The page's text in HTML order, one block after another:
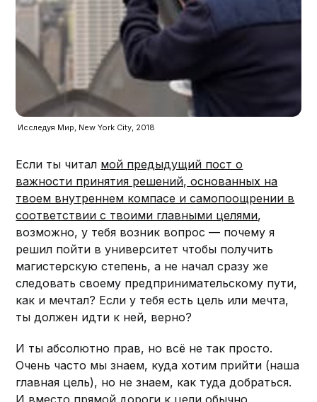
Исследуя Мир, New York City, 2018
Если ты читал мой предыдущий пост о
важности принятия решений, основанных на
твоем внутреннем компасе и самопоощрении в
соответствии с твоими главными целями,
возможно, у тебя возник вопрос — почему я
решил пойти в университет чтобы получить
магистерскую степень, а не начал сразу же
следовать своему предпринимательскому пути,
как и мечтал? Если у тебя есть цель или мечта,
ты должен идти к ней, верно?
И ты абсолютно прав, но всё не так просто.
Очень часто мы знаем, куда хотим прийти (наша
главная цель), но не знаем, как туда добраться.